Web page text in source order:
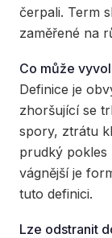
čerpali. Term
zaměřené na
Co může
Definice je
zhoršující se
spory, ztrátu
prudký pokles
vágnější je
tuto definici.
Lze odstranit